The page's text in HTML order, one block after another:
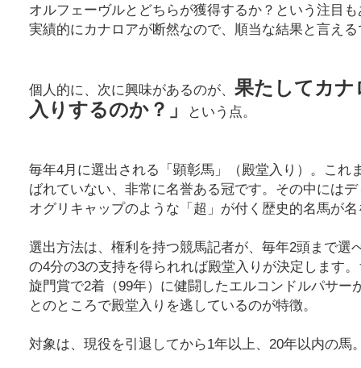
オルフェーヴルとどちらが獲得するか？という注目
実績的にカナロアが断然なので、順当な結果と言え
個人的に、次に興味があるのが、 果たしてカナ
入りするのか？」
という点。
毎年4月に選出される「顕彰馬」（殿堂入り）。これ
ばれていない、非常に名誉ある冠です。その中には
オグリキャップのような「超」が付く歴史的名馬が
選出方法は、権利を持つ競馬記者が、毎年2頭まで選
の4分の3の支持を得られれば殿堂入りが決定します
旋門賞で2着（99年）に健闘したエルコンドルパサー
とのところで殿堂入りを逃しているのが特徴。
対象は、現役を引退してから1年以上、20年以内の馬